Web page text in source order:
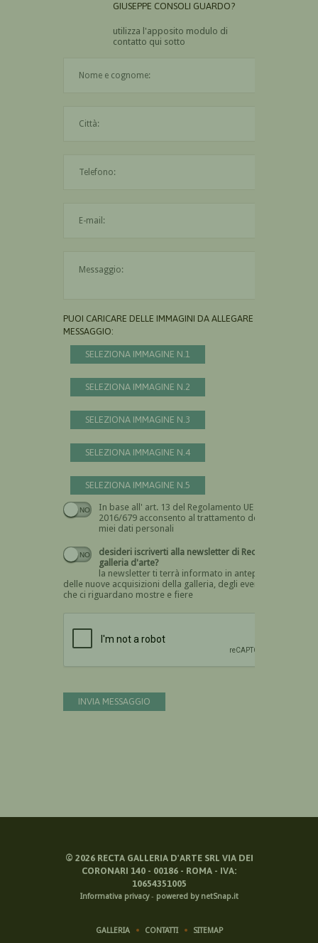
GIUSEPPE CONSOLI GUARDO?
utilizza l'apposito modulo di
contatto qui sotto
PUOI CARICARE DELLE IMMAGINI DA ALLEGARE AL
MESSAGGIO:
SELEZIONA IMMAGINE N.1
SELEZIONA IMMAGINE N.2
SELEZIONA IMMAGINE N.3
SELEZIONA IMMAGINE N.4
SELEZIONA IMMAGINE N.5
In base all' art. 13 del Regolamento UE n.
2016/679 acconsento al trattamento dei
miei dati personali
Devi dare il consenso
desideri iscriverti alla newsletter di Recta
galleria d'arte?
la newsletter ti terrà informato in anteprima
delle nuove acquisizioni della galleria, degli eventi
che ci riguardano mostre e fiere
INVIA MESSAGGIO
© 2026RECTA GALLERIA D'ARTE SRL VIA DEI
CORONARI 140 - 00186 - ROMA - IVA:
10654351005
Informativa privacy- powered by netSnap.it
GALLERIA CONTATTI SITEMAP